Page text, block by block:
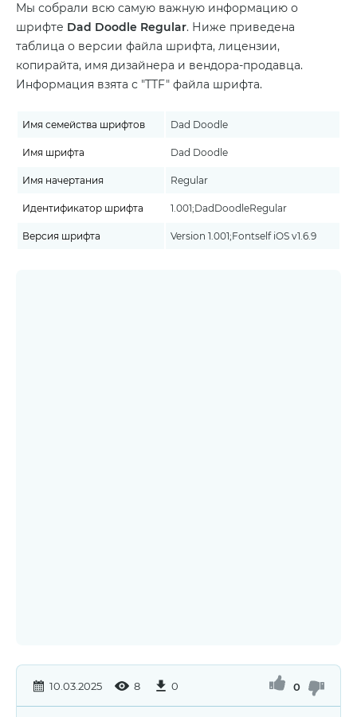
Мы собрали всю самую важную информацию о
шрифте Dad Doodle Regular. Ниже приведена
таблица о версии файла шрифта, лицензии,
копирайта, имя дизайнера и вендора-продавца.
Информация взята с "TTF" файла шрифта.
Имя семейства шрифтов Dad Doodle
Имя шрифта Dad Doodle
Имя начертания Regular
Идентификатор шрифта 1.001;DadDoodleRegular
Версия шрифта Version 1.001;Fontself iOS v1.6.9
10.03.2025 8 0 0